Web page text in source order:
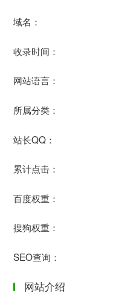
域名：
收录时间：
网站语言：
所属分类：
站长QQ：
累计点击：
百度权重：
搜狗权重：
SEO查询：
网站介绍